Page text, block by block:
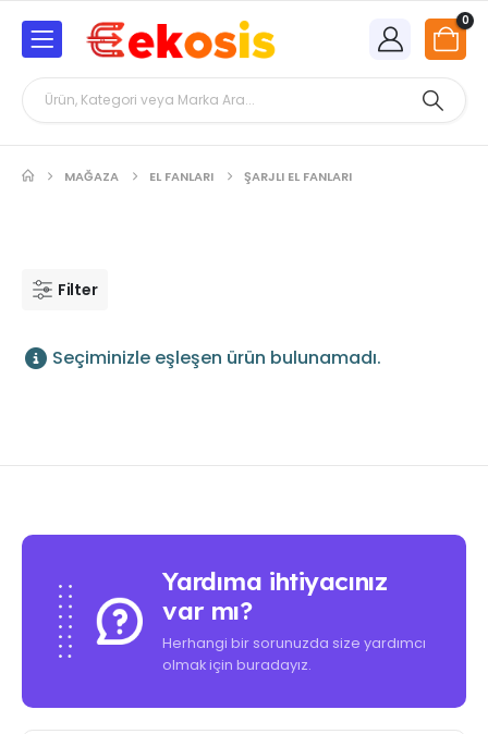
0
MAĞAZA EL FANLARI ŞARJLI EL FANLARI
Filter
Seçiminizle eşleşen ürün bulunamadı.
Yardıma ihtiyacınız
var mı?
Herhangi bir sorunuzda size yardımcı
olmak için buradayız.